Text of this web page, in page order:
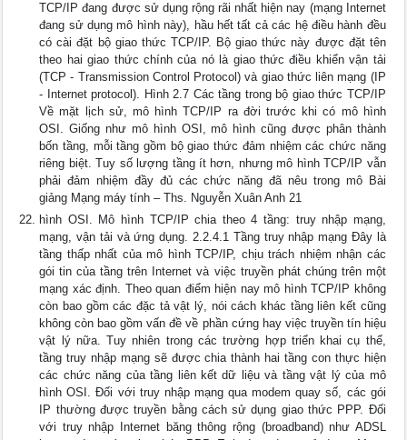
TCP/IP đang được sử dụng rộng rãi nhất hiện nay (mạng Internet
đang sử dụng mô hình này), hầu hết tất cả các hệ điều hành đều
có cài đặt bộ giao thức TCP/IP. Bộ giao thức này được đặt tên
theo hai giao thức chính của nó là giao thức điều khiển vận tải
(TCP - Transmission Control Protocol) và giao thức liên mạng (IP
- Internet protocol). Hình 2.7 Các tầng trong bộ giao thức TCP/IP
Về mặt lịch sử, mô hình TCP/IP ra đời trước khi có mô hình
OSI. Giống như mô hình OSI, mô hình cũng được phân thành
bốn tầng, mỗi tầng gồm bộ giao thức đảm nhiệm các chức năng
riêng biệt. Tuy số lượng tầng ít hơn, nhưng mô hình TCP/IP vẫn
phải đảm nhiệm đầy đủ các chức năng đã nêu trong mô Bài
giảng Mạng máy tính – Ths. Nguyễn Xuân Anh 21
hình OSI. Mô hình TCP/IP chia theo 4 tầng: truy nhập mạng,
mạng, vận tải và ứng dụng. 2.2.4.1 Tầng truy nhập mạng Đây là
tầng thấp nhất của mô hình TCP/IP, chịu trách nhiệm nhận các
gói tin của tầng trên Internet và việc truyền phát chúng trên một
mạng xác định. Theo quan điểm hiện nay mô hình TCP/IP không
còn bao gồm các đặc tả vật lý, nói cách khác tầng liên kết cũng
không còn bao gồm vấn đề về phần cứng hay việc truyền tín hiệu
vật lý nữa. Tuy nhiên trong các trường hợp triển khai cụ thể,
tầng truy nhập mạng sẽ được chia thành hai tầng con thực hiện
các chức năng của tầng liên kết dữ liệu và tầng vật lý của mô
hình OSI. Đối với truy nhập mạng qua modem quay số, các gói
IP thường được truyền bằng cách sử dụng giao thức PPP. Đối
với truy nhập Internet băng thông rộng (broadband) như ADSL